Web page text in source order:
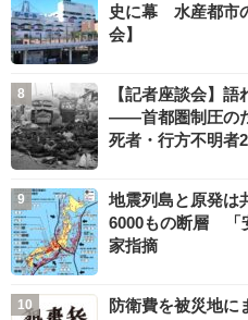
史に幕 水産都市
会】
【記者座談会】
――首都圏制圧の
死者・行方不明者
地震列島と原発
6000もの断層 「
家指摘
防衛費を被災地に